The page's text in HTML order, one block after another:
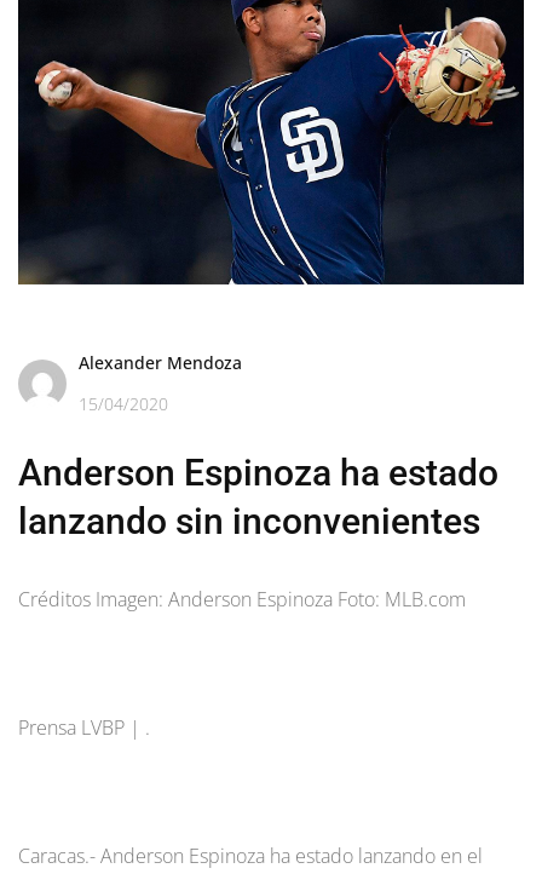
Alexander Mendoza
15/04/2020
Anderson Espinoza ha estado
lanzando sin inconvenientes
Créditos Imagen: Anderson Espinoza Foto: MLB.com
Prensa LVBP | .
Caracas.- Anderson Espinoza ha estado lanzando en el